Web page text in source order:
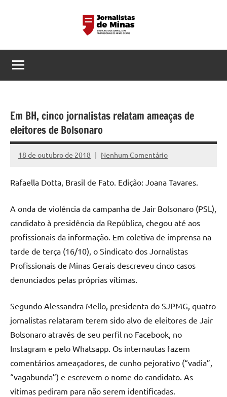
conteúdo
Sindicato
dos
Profissionais
de
Minas
Sindicato
dos
de
MG
Em BH, cinco jornalistas relatam ameaças de
eleitores de Bolsonaro
18 de outubro de 2018
Assessoria
Nenhum Comentário
Rafaella Dotta, Brasil de Fato. Edição: Joana Tavares.
A onda de violência da campanha de Jair Bolsonaro (PSL),
candidato à presidência da República, chegou até aos
profissionais da informação. Em coletiva de imprensa na
tarde de terça (16/10), o Sindicato dos Jornalistas
Profissionais de Minas Gerais descreveu cinco casos
denunciados pelas próprias vítimas.
Segundo Alessandra Mello, presidenta do SJPMG, quatro
jornalistas relataram terem sido alvo de eleitores de Jair
Bolsonaro através de seu perfil no Facebook, no
Instagram e pelo Whatsapp. Os internautas fazem
comentários ameaçadores, de cunho pejorativo (“vadia”,
“vagabunda”) e escrevem o nome do candidato. As
vítimas pediram para não serem identificadas.